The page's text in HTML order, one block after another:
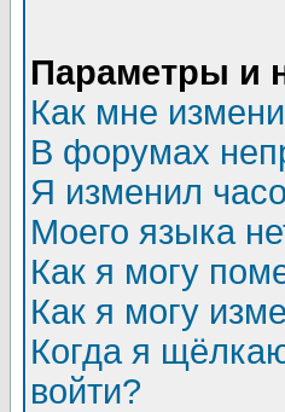
Параметры и
Как мне
В форумах
Я изменил
Моего языка
Как я могу
Как я могу
Когда я
войти?